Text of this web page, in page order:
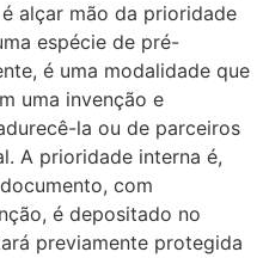
alçar mão da prioridade
espécie de pré-
é uma modalidade que
uma invenção e
la ou de parceiros
A prioridade interna é,
com
é depositado no
previamente protegida